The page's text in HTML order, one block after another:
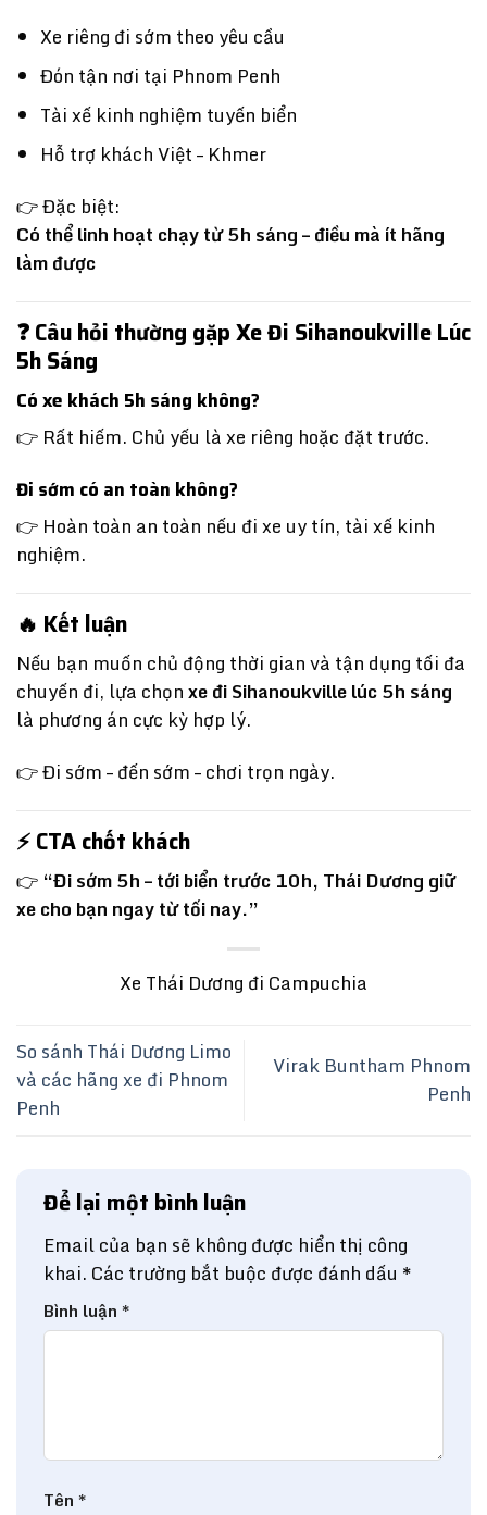
Xe riêng đi sớm theo yêu cầu
Đón tận nơi tại Phnom Penh
Tài xế kinh nghiệm tuyến biển
Hỗ trợ khách Việt – Khmer
👉 Đặc biệt:
Có thể linh hoạt chạy từ 5h sáng – điều mà ít hãng
làm được
❓ Câu hỏi thường gặp Xe Đi Sihanoukville Lúc
5h Sáng
Có xe khách 5h sáng không?
👉 Rất hiếm. Chủ yếu là xe riêng hoặc đặt trước.
Đi sớm có an toàn không?
👉 Hoàn toàn an toàn nếu đi xe uy tín, tài xế kinh
nghiệm.
🔥 Kết luận
Nếu bạn muốn chủ động thời gian và tận dụng tối đa
chuyến đi, lựa chọnxe điSihanoukvillelúc 5h sáng
là phương án cực kỳ hợp lý.
👉 Đi sớm – đến sớm – chơi trọn ngày.
⚡ CTA chốt khách
👉 “Đi sớm 5h – tới biển trước 10h, Thái Dương giữ
xe cho bạn ngay từ tối nay.”
Xe Thái Dương đi Campuchia
So sánh Thái Dương Limo
và các hãng xe đi Phnom
Penh
Virak Buntham Phnom
Penh
Để lại một bình luận
Email của bạn sẽ không được hiển thị công
khai. Các trường bắt buộc được đánh dấu *
Bình luận *
Tên *